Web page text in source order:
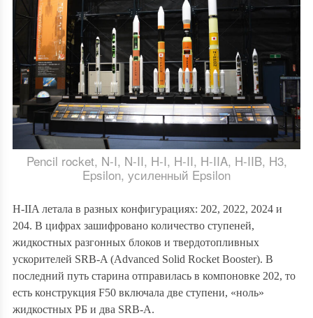
Pencil rocket, N-I, N-II, H-I, H-II, H-IIA, H-IIB, H3,
Epsilon, усиленный Epsilon
H-IIA летала в разных конфигурациях: 202, 2022, 2024 и
204. В цифрах зашифровано количество ступеней,
жидкостных разгонных блоков и твердотопливных
ускорителей SRB-A (Advanced Solid Rocket Booster). В
последний путь старина отправилась в компоновке 202, то
есть конструкция F50 включала две ступени, «ноль»
жидкостных РБ и два SRB-A.